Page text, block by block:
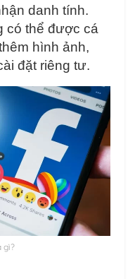
danh tính.
có thể được cá
hình ảnh,
đặt riêng tư.
gì?